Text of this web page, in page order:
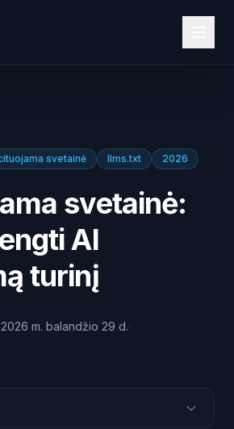
svetainė llms.txt 2026
svetainė:
AI
turinį
2026 m. balandžio 29 d.·